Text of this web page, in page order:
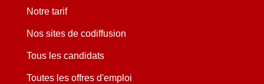
Notre tarif
Nos sites de codiffusion
Tous les candidats
Toutes les offres d'emploi